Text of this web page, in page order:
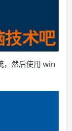
，然后使用 win